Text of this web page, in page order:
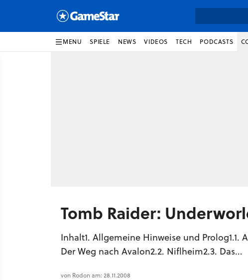
MENU SPIELE NEWS VIDEOS TECH PODCASTS
Tomb Raider:
Inhalt1. Allgemeine Hinweise und Prolog1.1.
Der Weg nach Avalon2.2. Niflheim2.3. Das...
von Rodon am: 28.11.2008